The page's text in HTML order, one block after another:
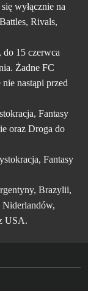
wyłącznie na
Rivals,
do 15 czerwca
Żadne FC
nastąpi przed
Fantasy
oraz Droga do
Fantasy
Brazylii,
USA.